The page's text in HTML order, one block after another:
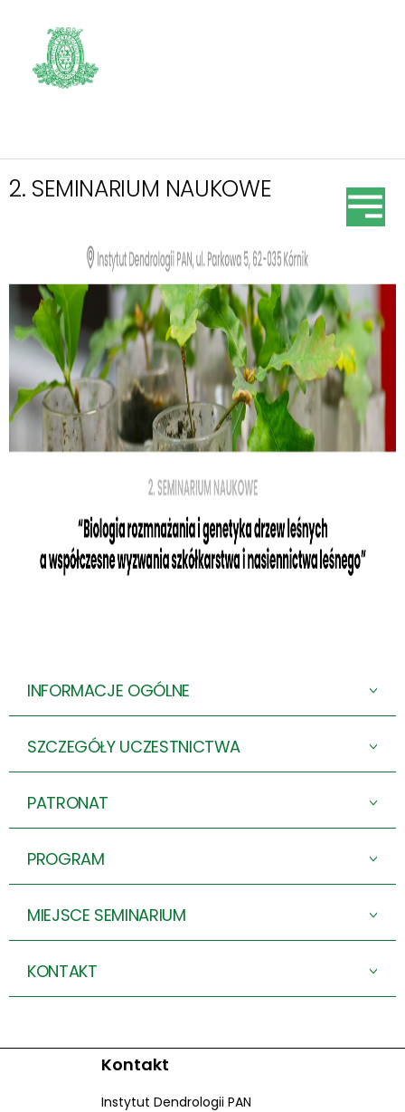
2. SEMINARIUM NAUKOWE
INFORMACJE OGÓLNE >
SZCZEGÓŁY UCZESTNICTWA >
PATRONAT >
PROGRAM >
MIEJSCE SEMINARIUM >
KONTAKT >
Kontakt
Instytut Dendrologii PAN